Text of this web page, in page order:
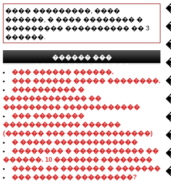
���� ���������, ����
������, � ���� �������� �
��������� ���������� �� 3
������.
������ ���
���������������
��� ������ ������.
��� ������ ����� ��������.
���������� �
������������� ��
��������� ������������
��� ��������
������������ ������
(������ ��� �������������)
� ����� �������������
�������� � ����������� ��
������. 10 ������� ��������
����� �� ������� � �������
��� ���� �� ���������?